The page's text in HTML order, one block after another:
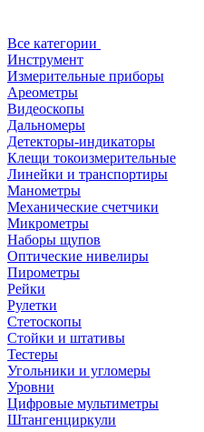
Все категории
Инструмент
Измерительные приборы
Ареометры
Видеоскопы
Дальномеры
Детекторы-индикаторы
Клещи токоизмерительные
Линейки и транспортиры
Манометры
Механические счетчики
Микрометры
Наборы щупов
Оптические нивелиры
Пирометры
Рейки
Рулетки
Стетоскопы
Стойки и штативы
Тестеры
Угольники и угломеры
Уровни
Цифровые мультиметры
Штангенциркули